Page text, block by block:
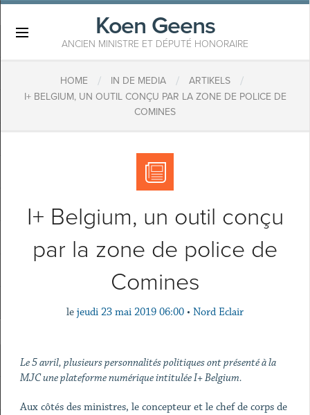
Koen Geens
ANCIEN MINISTRE ET DÉPUTÉ HONORAIRE
HOME / IN DE MEDIA / ARTIKELS /
I+ BELGIUM, UN OUTIL CONÇU PAR LA ZONE DE POLICE DE
COMINES
I+ Belgium, un outil conçu
par la zone de police de
Comines
le jeudi 23 mai 2019 06:00 • Nord Eclair
Le 5 avril, plusieurs personnalités politiques ont présenté à la
MJC une plateforme numérique intitulée I+ Belgium.
Aux côtés des ministres, le concepteur et le chef de corps de